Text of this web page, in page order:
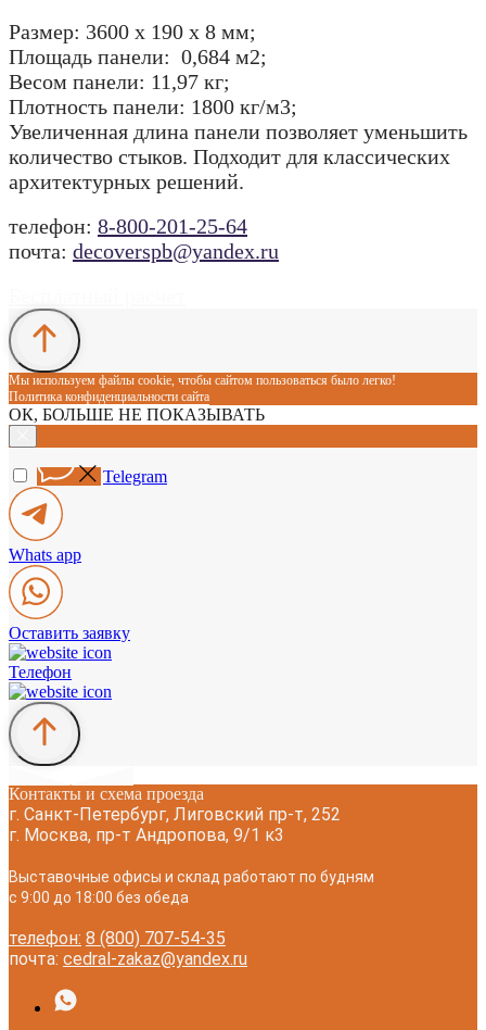
Размер: 3600 x 190 x 8 мм;
Площадь панели: 0,684 м2;
Весом панели: 11,97 кг;
Плотность панели: 1800 кг/м3;
Увеличенная длина панели позволяет уменьшить
количество стыков. Подходит для классических
архитектурных решений.
телефон: 8-800-201-25-64
почта: decoverspb@yandex.ru
Мы используем файлы cookie, чтобы сайтом пользоваться было легко!
Политика конфиденциальности сайта
ОК, БОЛЬШЕ НЕ ПОКАЗЫВАТЬ
Telegram
Whats app
Оставить заявку
Телефон
Контакты и схема проезда
г. Санкт-Петербург, Лиговский пр-т, 252
г. Москва, пр-т Андропова, 9/1 к3
Выставочные офисы и склад работают по будням
с 9:00 до 18:00 без обеда
телефон: 8 (800) 707-54-35
почта: cedral-zakaz@yandex.ru